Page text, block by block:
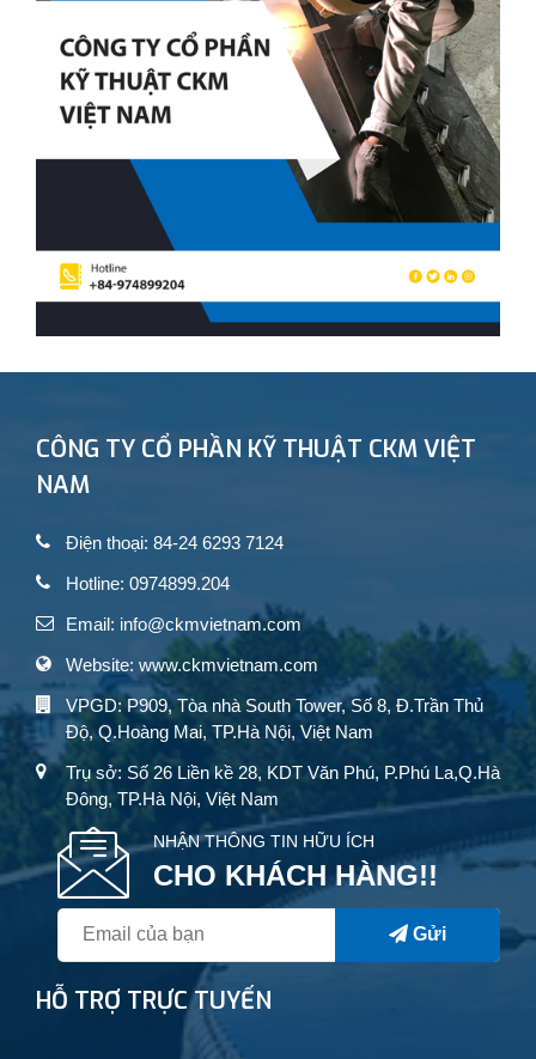
CÔNG TY CỔ PHẦN KỸ THUẬT CKM VIỆT
NAM
Điện thoại: 84-24 6293 7124
Hotline: 0974899.204
Email: info@ckmvietnam.com
Website: www.ckmvietnam.com
VPGD: P909, Tòa nhà South Tower, Số 8, Đ.Trần Thủ
Độ, Q.Hoàng Mai, TP.Hà Nội, Việt Nam
Trụ sở: Số 26 Liền kề 28, KDT Văn Phú, P.Phú La,Q.Hà
Đông, TP.Hà Nội, Việt Nam
NHẬN THÔNG TIN HỮU ÍCH
CHO KHÁCH HÀNG!!
Gửi
HỖ TRỢ TRỰC TUYẾN